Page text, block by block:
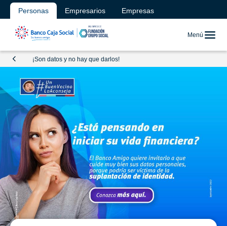
Personas Empresarios Empresas
Menú
¡Son datos y no hay que darlos!